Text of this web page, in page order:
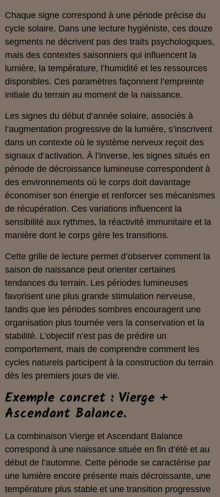
Chaque signe correspond à une période précise du
cycle solaire. Dans une lecture hygiéniste, ces douze
segments ne décrivent pas des traits psychologiques,
mais des contextes saisonniers qui influencent la
lumière, la température, l’humidité et les ressources
disponibles. Ces paramètres façonnent l’empreinte
initiale du terrain au moment de la naissance.
Les signes du début d’année solaire, associés à
l’augmentation progressive de la lumière, s’inscrivent
dans un contexte où le système nerveux reçoit des
signaux d’activation. À l’inverse, les signes situés en
période de décroissance lumineuse correspondent à
des environnements où le corps doit davantage
économiser son énergie et renforcer ses mécanismes
de récupération. Ces variations influencent la
sensibilité aux rythmes, la réactivité immunitaire et la
manière dont le corps gère les transitions.
Cette grille de lecture permet d’observer comment la
saison de naissance peut orienter certaines
tendances du terrain. Les périodes lumineuses
favorisent une plus grande stimulation nerveuse,
tandis que les périodes sombres encouragent une
organisation plus tournée vers la conservation et la
stabilité. L’objectif n’est pas de prédire un
comportement, mais de comprendre comment les
cycles naturels participent à la construction du terrain
dès les premiers jours de vie.
Exemple concret : Vierge +
Ascendant Balance.
La combinaison Vierge et Ascendant Balance
correspond à une naissance située en fin d’été et au
début de l’automne. Cette période se caractérise par
une lumière encore présente mais décroissante, une
température plus stable et une transition progressive